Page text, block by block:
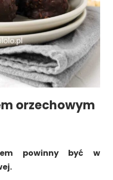
orzechowym
powinny być w